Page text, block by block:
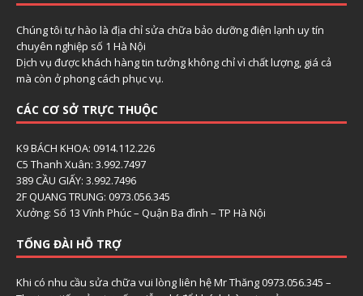
Chúng tôi tự hào là địa chỉ sửa chữa bảo dưỡng điện lạnh uy tín
chuyên nghiệp số 1 Hà Nội
Dịch vụ được khách hàng tin tưởng không chỉ vì chất lượng, giá cả
mà còn ở phong cách phục vụ.
CÁC CƠ SỞ TRỰC THUỘC
K9 BÁCH KHOA: 0914.112.226
C5 Thanh Xuân: 3.992.7497
389 CẦU GIẤY: 3.992.7496
2F QUANG TRUNG: 0973.056.345
Xưởng: Số 13 Vĩnh Phúc – Quận Ba đình – TP Hà Nội
TỔNG ĐÀI HỖ TRỢ
Khi có nhu cầu sửa chữa vui lòng liên hệ Mr Thăng 0973.056.345 –